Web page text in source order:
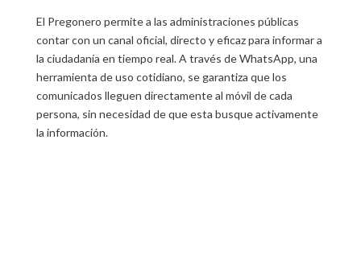
El Pregonero permite a las administraciones públicas
contar con un canal oficial, directo y eficaz para informar a
la ciudadanía en tiempo real. A través de WhatsApp, una
herramienta de uso cotidiano, se garantiza que los
comunicados lleguen directamente al móvil de cada
persona, sin necesidad de que esta busque activamente
la información.